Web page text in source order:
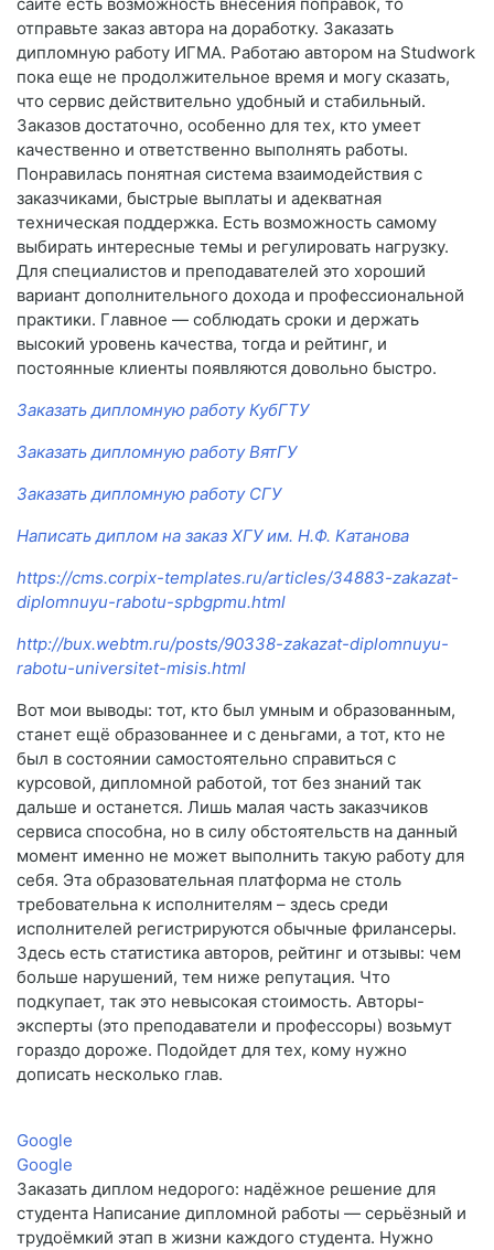
отправьте заказ автора на доработку. Заказать
дипломную работу ИГМА. Работаю автором на Studwork
пока еще не продолжительное время и могу сказать,
что сервис действительно удобный и стабильный.
Заказов достаточно, особенно для тех, кто умеет
качественно и ответственно выполнять работы.
Понравилась понятная система взаимодействия с
заказчиками, быстрые выплаты и адекватная
техническая поддержка. Есть возможность самому
выбирать интересные темы и регулировать нагрузку.
Для специалистов и преподавателей это хороший
вариант дополнительного дохода и профессиональной
практики. Главное — соблюдать сроки и держать
высокий уровень качества, тогда и рейтинг, и
постоянные клиенты появляются довольно быстро.
Заказать дипломную работу КубГТУ
Заказать дипломную работу ВятГУ
Заказать дипломную работу СГУ
Написать диплом на заказ ХГУ им. Н.Ф. Катанова
https://cms.corpix-templates.ru/articles/34883-zakazat-
diplomnuyu-rabotu-spbgpmu.html
http://bux.webtm.ru/posts/90338-zakazat-diplomnuyu-
rabotu-universitet-misis.html
Вот мои выводы: тот, кто был умным и образованным,
станет ещё образованнее и с деньгами, а тот, кто не
был в состоянии самостоятельно справиться с
курсовой, дипломной работой, тот без знаний так
дальше и останется. Лишь малая часть заказчиков
сервиса способна, но в силу обстоятельств на данный
момент именно не может выполнить такую работу для
себя. Эта образовательная платформа не столь
требовательна к исполнителям – здесь среди
исполнителей регистрируются обычные фрилансеры.
Здесь есть статистика авторов, рейтинг и отзывы: чем
больше нарушений, тем ниже репутация. Что
подкупает, так это невысокая стоимость. Авторы-
эксперты (это преподаватели и профессоры) возьмут
гораздо дороже. Подойдет для тех, кому нужно
дописать несколько глав.
Google
Google
Заказать диплом недорого: надёжное решение для
студента Написание дипломной работы — серьёзный и
трудоёмкий этап в жизни каждого студента. Нужно